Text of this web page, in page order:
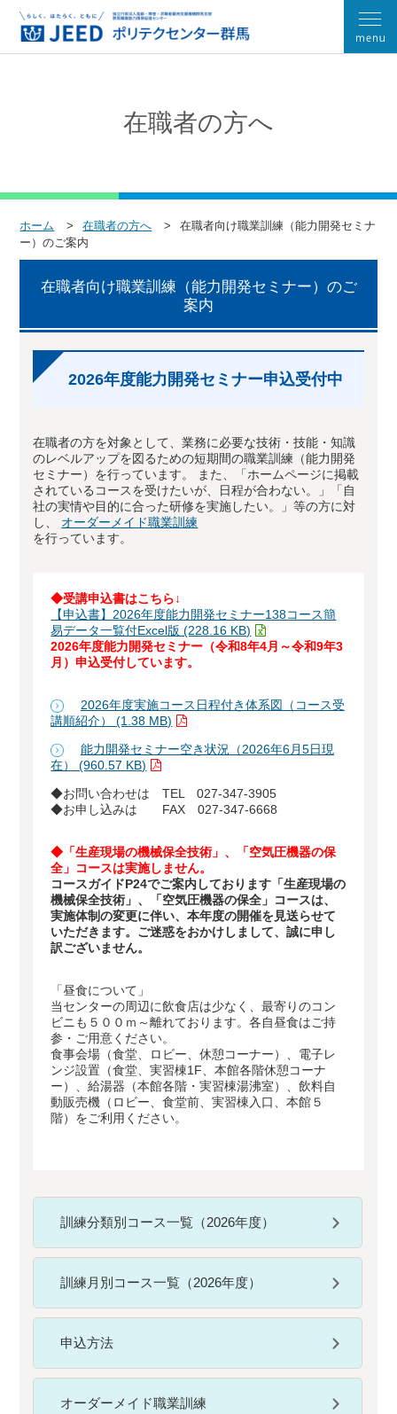
在職者の方へ
ホーム 在職者の方へ
在職者向け職業訓練（能力開発セミナ
ー）のご案内
在職者向け職業訓練（能力開発セミナー）のご
案内
2026年度能力開発セミナー申込受付中
在職者の方を対象として、業務に必要な技術・技能・知識
のレベルアップを図るための短期間の職業訓練（能力開発
セミナー）を行っています。 また、「ホームページに掲載
されているコースを受けたいが、日程が合わない。」「自
社の実情や目的に合った研修を実施したい。」等の方に対
し、
オーダーメイド職業訓練
を行っています。
◆受講申込書はこちら↓
【申込書】2026年度能力開発セミナー138コース簡
易データ一覧付Excel版 (228.16 KB)
2026年度能力開発セミナー（令和8年4月～令和9年3
月）申込受付しています。
2026年度実施コース日程付き体系図（コース受
講順紹介） (1.38 MB)
能力開発セミナー空き状況（2026年6月5日現
在） (960.57 KB)
◆お問い合わせは TEL 027-347-3905
◆お申し込みは FAX 027-347-6668
◆「生産現場の機械保全技術」、「空気圧機器の保
全」コースは実施しません。
コースガイドP24でご案内しております「生産現場の
機械保全技術」、「空気圧機器の保全」コースは、
実施体制の変更に伴い、本年度の開催を見送らせて
いただきます。ご迷惑をおかけしまして、誠に申し
訳ございません。
「昼食について」
当センターの周辺に飲食店は少なく、最寄りのコン
ビニも５００ｍ～離れております。各自昼食はご持
参・ご用意ください。
食事会場（食堂、ロビー、休憩コーナー）、電子レ
ンジ設置（食堂、実習棟1F、本館各階休憩コーナ
ー）、給湯器（本館各階・実習棟湯沸室）、飲料自
動販売機（ロビー、食堂前、実習棟入口、本館５
階）をご利用ください。
訓練分類別コース一覧（2026年度）
訓練月別コース一覧（2026年度）
申込方法
オーダーメイド職業訓練